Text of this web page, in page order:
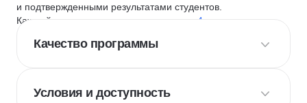
и подтвержденными результатами студентов.
Каждый курс и школу мы оцениваем по
4 критериям
Качество программы
Условия и доступность